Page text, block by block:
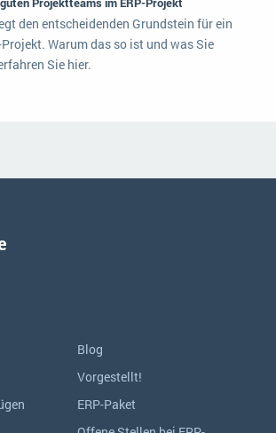
den entscheidenden Grundstein für ein
Warum das so ist und was Sie
Sie hier.
Blog
Vorgestellt!
ERP-Paket